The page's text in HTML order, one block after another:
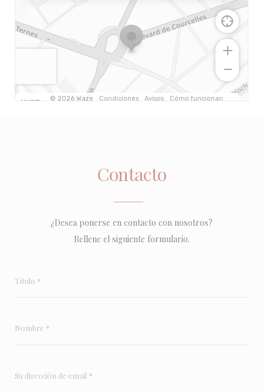
Contacto
¿Desea ponerse en contacto con nosotros?
Rellene el siguiente formulario.